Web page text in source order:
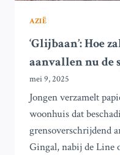
AZIË
‘Glijbaan’: Hoe
aanvallen nu de
mei 9, 2025
Jongen verzamelt
woonhuis dat
grensoverschrijdend
Gingal, nabij de Line